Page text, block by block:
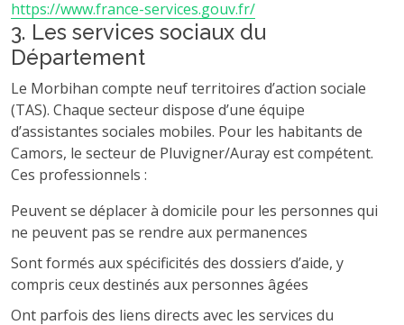
https://www.france-services.gouv.fr/
3. Les services sociaux du
Département
Le Morbihan compte neuf territoires d’action sociale
(TAS). Chaque secteur dispose d’une équipe
d’assistantes sociales mobiles. Pour les habitants de
Camors, le secteur de Pluvigner/Auray est compétent.
Ces professionnels :
Peuvent se déplacer à domicile pour les personnes qui
ne peuvent pas se rendre aux permanences
Sont formés aux spécificités des dossiers d’aide, y
compris ceux destinés aux personnes âgées
Ont parfois des liens directs avec les services du